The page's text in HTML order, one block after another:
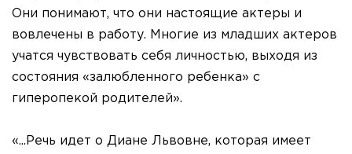
Они понимают, что они настоящие актеры и
вовлечены в работу. Многие из младших актеров
учатся чувствовать себя личностью, выходя из
состояния «залюбленного ребенка» с
гиперопекой родителей».
«...Речь идет о Диане Львовне, которая имеет